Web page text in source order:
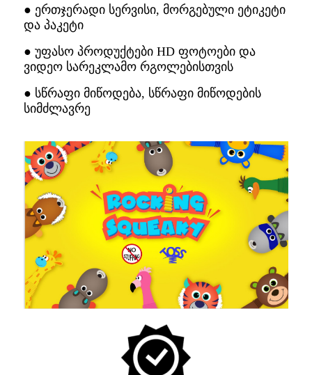
● ერთჯერადი სერვისი, მორგებული ეტიკეტი
და პაკეტი
● უფასო პროდუქტები HD ფოტოები და
ვიდეო სარეკლამო რგოლებისთვის
● სწრაფი მიწოდება, სწრაფი მიწოდების
სიმძლავრე